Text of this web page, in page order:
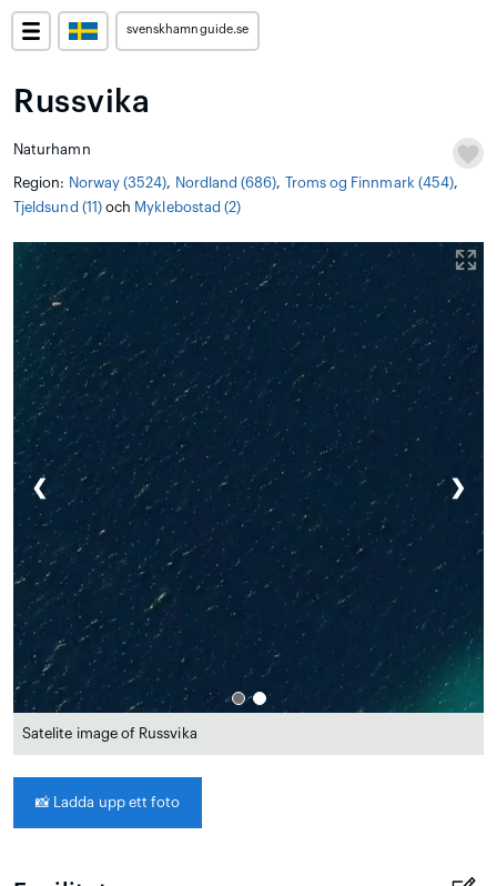
svenskhamnguide.se
Russvika
Naturhamn
Region: Norway (3524), Nordland (686), Troms og Finnmark (454),
Tjeldsund (11)och Myklebostad (2)
❮ ❯
Satelite image of Russvika
📸 Ladda upp ett foto